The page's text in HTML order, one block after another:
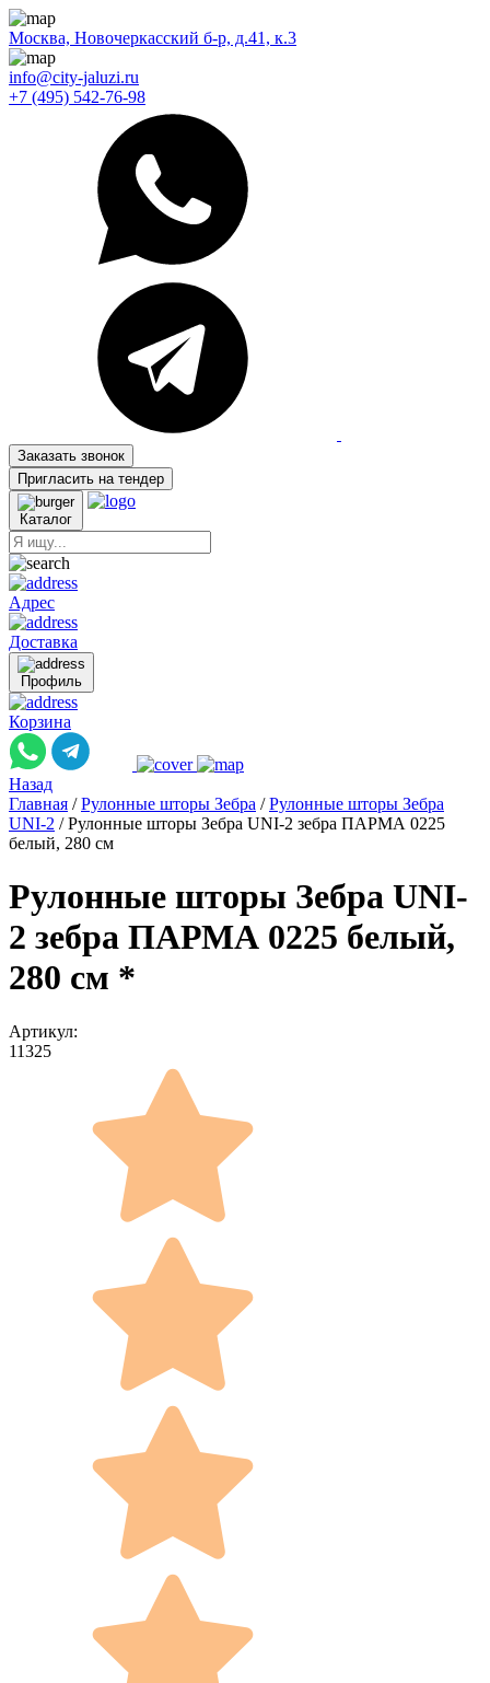
Москва, Новочеркасский б-р, д.41, к.3
info@city-jaluzi.ru
+7 (495) 542-76-98
Заказать звонок
Пригласить на тендер
Каталог
Адрес
Доставка
Профиль
Корзина
Назад
Главная / Рулонные шторы Зебра / Рулонные шторы Зебра
UNI-2 / Рулонные шторы Зебра UNI-2 зебра ПАРМА 0225
белый, 280 см
Рулонные шторы Зебра UNI-
2 зебра ПАРМА 0225 белый,
280 см *
Артикул:
11325